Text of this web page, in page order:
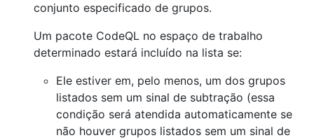
conjunto especificado de grupos.
Um pacote CodeQL no espaço de trabalho
determinado estará incluído na lista se:
Ele estiver em, pelo menos, um dos grupos
listados sem um sinal de subtração (essa
condição será atendida automaticamente se
não houver grupos listados sem um sinal de